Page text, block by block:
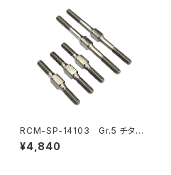
RCM-SP-14103 Gr.5 チタン
ターンバックルセット(オプショ
ン)
¥4,840